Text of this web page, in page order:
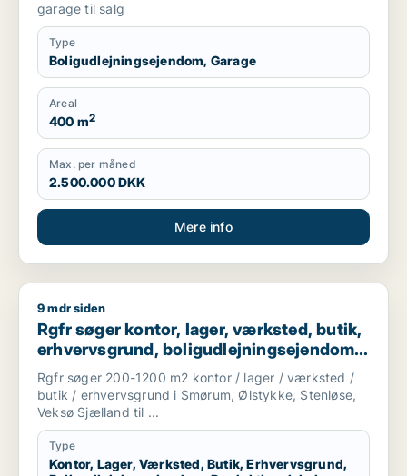
garage til salg
Type
Boligudlejningsejendom, Garage
Areal
400 m2
Max. per måned
2.500.000 DKK
Mere info
Rgfr søger kontor, lager, værksted, butik, erhvervsgrund,
9 mdr siden
Rgfr søger kontor, lager, værksted, butik,
erhvervsgrund, boligudlejningsejendom,
produktionslokaler eller garage til salg i
Egedal
Rgfr søger 200-1200 m2 kontor / lager / værksted /
butik / erhvervsgrund i Smørum, Ølstykke, Stenløse,
Veksø Sjælland til ...
Type
Kontor, Lager, Værksted, Butik, Erhvervsgrund,